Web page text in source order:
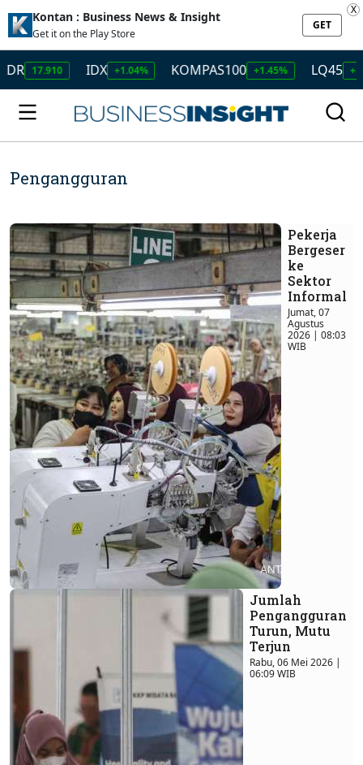
Kontan : Business News & Insight
Get it on the Play Store
GET
X
IDX +1.04% KOMPAS100 +1.45% LQ45 +1.50%
Pengangguran
Pekerja
Bergeser
ke
Sektor
Informal
Jumat, 07
Agustus
2026 | 08:03
WIB
Jumlah
Pengangguran
Turun, Mutu
Terjun
Rabu, 06 Mei 2026 |
06:09 WIB